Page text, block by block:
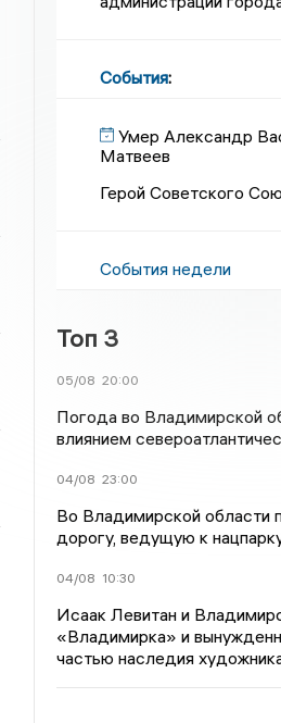
События:
Умер Александр
Матвеев
Герой Советского
События недели
Топ 3
05/08 20:00
Погода во Владимирской
влиянием
04/08 23:00
Во Владимирской области
дорогу, ведущую к
04/08 10:30
Исаак Левитан и
«Владимирка» и
частью наследия